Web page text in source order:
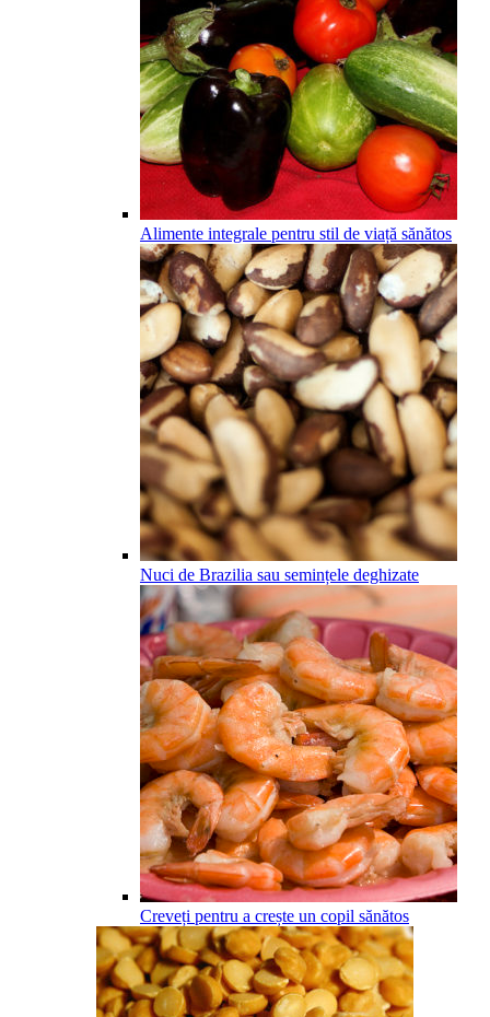
Alimente integrale pentru stil de viață sănătos
Nuci de Brazilia sau semințele deghizate
Creveți pentru a crește un copil sănătos